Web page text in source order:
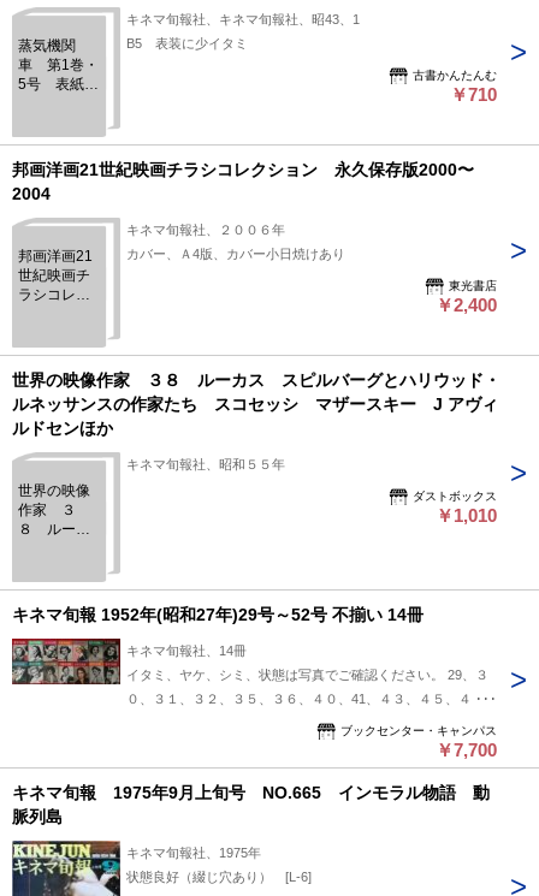
蒸気機関
車 第1巻・
5号 表紙カ
～小宮
キネマ旬報社、キネマ旬報社、昭43、1
B5 表装に少イタミ
古書かんたんむ
￥710
邦画洋画21世紀映画チラシコレクション 永久保存版2000〜
2004
邦画洋画21
世紀映画チ
ラシコレク
2000〜2004
キネマ旬報社、２００６年
カバー、Ａ4版、カバー小日焼けあり
東光書店
￥2,400
世界の映像作家 ３８ ルーカス スピルバーグとハリウッド・
ルネッサンスの作家たち スコセッシ マザースキー J アヴィ
ルドセンほか
世界の映像
作家 ３
８ ルーカ
リウッド・
ルネッサン
スの作家た
ち スコセ
ッシ マザ
ースキー J
キネマ旬報社、昭和５５年
ダストボックス
￥1,010
キネマ旬報 1952年(昭和27年)29号～52号 不揃い 14冊
キネマ旬報社、14冊
イタミ、ヤケ、シミ、状態は写真でご確認ください。 29、３
０、３１、３２、３５、３６、４０、41、４３、４５、４
６、４７、51、５２号 清水千代太、双葉十三郎、植草甚一、
ブックセンター・キャンパス
￥7,700
キネマ旬報 1975年9月上旬号 NO.665 インモラル物語 動
脈列島
キネマ旬報社、1975年
状態良好（綴じ穴あり） [L-6]